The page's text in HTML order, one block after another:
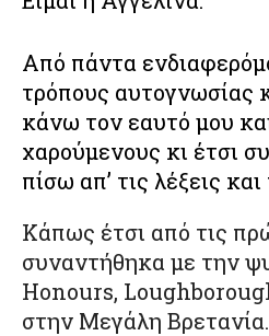
Από πάντα
τρόπους αυτογνωσίας
κάνω τον εαυτό μου
χαρούμενους κι έτσι
πίσω απ’ τις λέξεις
Κάπως έτσι από τις
συναντήθηκα με την
Honours,
στην Μεγάλη Βρετανία.